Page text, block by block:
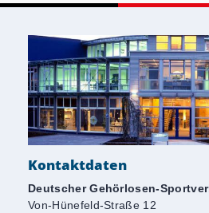
Kontaktdaten
Deutscher Gehörlosen-
Von-Hünefeld-Straße 12